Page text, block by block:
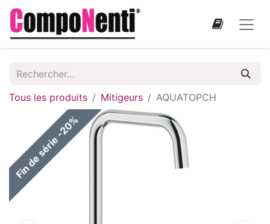
Tous les produits Mitigeurs AQUATOPCH
Fin de série -20%